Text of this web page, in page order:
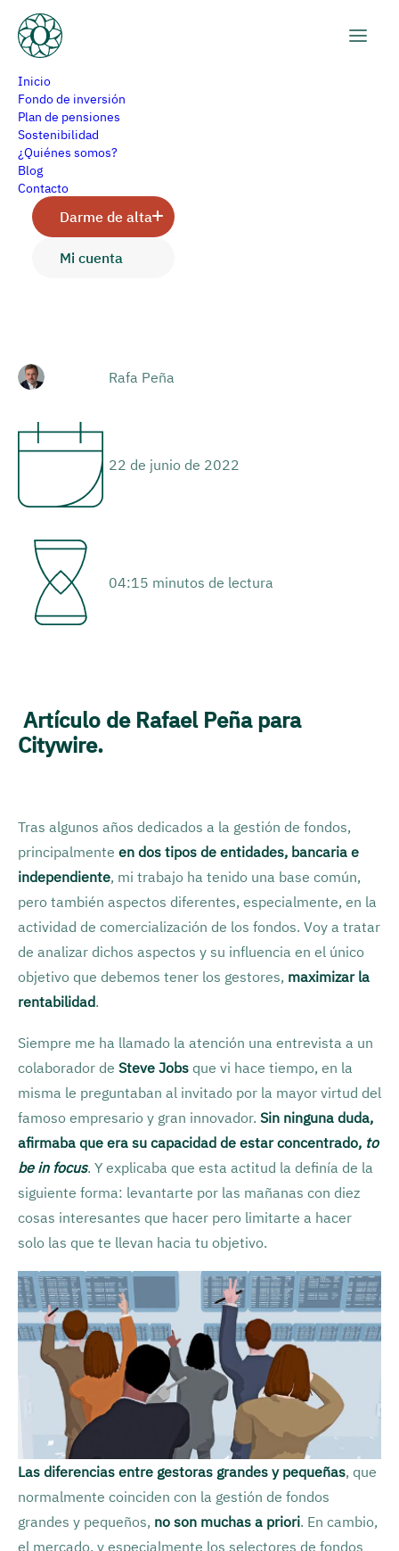
Inicio
Fondo de inversión
Plan de pensiones
Sostenibilidad
¿Quiénes somos?
Blog
Contacto
Darme de alta
Mi cuenta
¿Por qué no se favorece el
acceso de las pequeñas
gestoras de fondos al
Rafa Peña
22 de junio de 2022
04:15 minutos de lectura
Artículo de Rafael Peña para
Citywire.
Tras algunos años dedicados a la gestión de fondos,
principalmente en dos tipos de entidades, bancaria e
independiente, mi trabajo ha tenido una base común,
pero también aspectos diferentes, especialmente, en la
actividad de comercialización de los fondos. Voy a tratar
de analizar dichos aspectos y su influencia en el único
objetivo que debemos tener los gestores, maximizar la
rentabilidad.
Siempre me ha llamado la atención una entrevista a un
colaborador de Steve Jobs que vi hace tiempo, en la
misma le preguntaban al invitado por la mayor virtud del
famoso empresario y gran innovador. Sin ninguna duda,
afirmaba que era su capacidad de estar concentrado, to
be in focus. Y explicaba que esta actitud la definía de la
siguiente forma: levantarte por las mañanas con diez
cosas interesantes que hacer pero limitarte a hacer
solo las que te llevan hacia tu objetivo.
Las diferencias entre gestoras grandes y pequeñas, que
normalmente coinciden con la gestión de fondos
grandes y pequeños, no son muchas a priori. En cambio,
el mercado, y especialmente los selectores de fondos